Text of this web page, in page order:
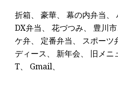
折箱、 豪華、 幕の内弁当、
DX弁当、 花づつみ、 豊川市
ケ弁、 定番弁当、 スポーツ
ディース、 新年会、 旧メニ
T、 Gmail、